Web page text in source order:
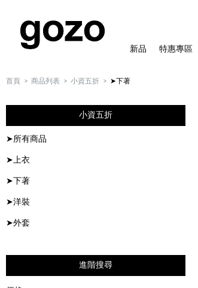
新品 特惠專區
首頁 商品列表 小資五折 ➤下著
小資五折
➤所有商品
➤上衣
➤下著
➤洋裝
➤外套
進階搜尋